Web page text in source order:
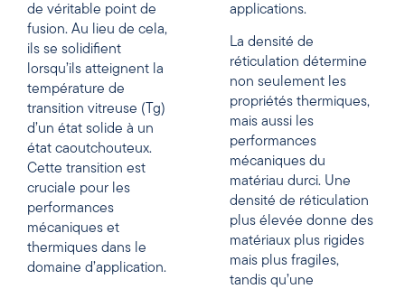
de véritable point de
fusion. Au lieu de cela,
ils se solidifient
lorsqu’ils atteignent la
température de
transition vitreuse (Tg)
d’un état solide à un
état caoutchouteux.
Cette transition est
cruciale pour les
performances
mécaniques et
thermiques dans le
domaine d’application.
applications.
La densité de
réticulation détermine
non seulement les
propriétés thermiques,
mais aussi les
performances
mécaniques du
matériau durci. Une
densité de réticulation
plus élevée donne des
matériaux plus rigides
mais plus fragiles,
tandis qu’une